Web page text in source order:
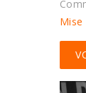
Mise